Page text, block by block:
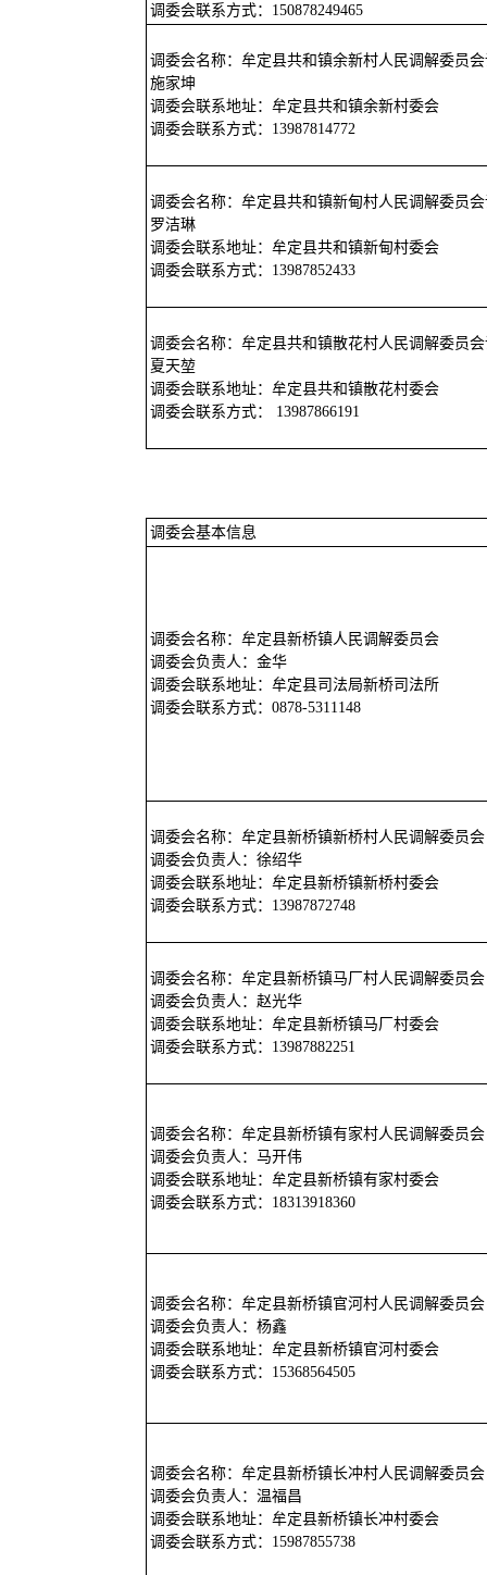
调委会联系方式：150878249465
调委会名称：牟定县共和镇余新村人民调解委员
施家坤
调委会联系地址：牟定县共和镇余新村委会
调委会联系方式：13987814772
调委会名称：牟定县共和镇新甸村人民调解委员
罗洁琳
调委会联系地址：牟定县共和镇新甸村委会
调委会联系方式：13987852433
调委会名称：牟定县共和镇散花村人民调解委员
夏天堃
调委会联系地址：牟定县共和镇散花村委会
调委会联系方式： 13987866191
调委会基本信息
调委会名称：牟定县新桥镇人民调解委员会
调委会负责人：金华
调委会联系地址：牟定县司法局新桥司法所
调委会联系方式：0878-5311148
调委会名称：牟定县新桥镇新桥村人民调解委员会
调委会负责人：徐绍华
调委会联系地址：牟定县新桥镇新桥村委会
调委会联系方式：13987872748
调委会名称：牟定县新桥镇马厂村人民调解委员会
调委会负责人：赵光华
调委会联系地址：牟定县新桥镇马厂村委会
调委会联系方式：13987882251
调委会名称：牟定县新桥镇有家村人民调解委员会
调委会负责人：马开伟
调委会联系地址：牟定县新桥镇有家村委会
调委会联系方式：18313918360
调委会名称：牟定县新桥镇官河村人民调解委员会
调委会负责人：杨鑫
调委会联系地址：牟定县新桥镇官河村委会
调委会联系方式：15368564505
调委会名称：牟定县新桥镇长冲村人民调解委员会
调委会负责人：温福昌
调委会联系地址：牟定县新桥镇长冲村委会
调委会联系方式：15987855738